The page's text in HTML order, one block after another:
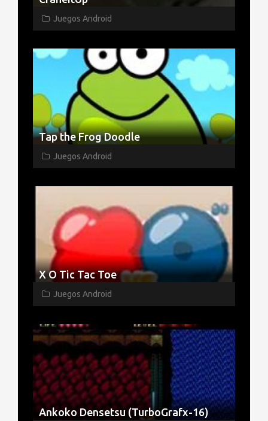
Juegos Android
Tap the Frog Doodle
Juegos Android
X O Tic Tac Toe
Juegos Android
Ankoko Densetsu (TurboGrafx-16)